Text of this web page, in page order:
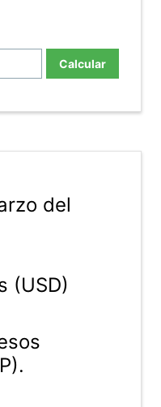
Calcular
del
(USD)